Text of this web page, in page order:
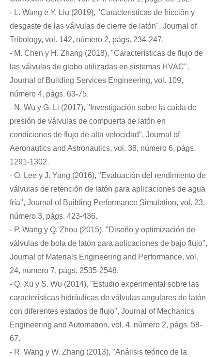
- L. Wang e Y. Liu (2019), "Características de fricción y
desgaste de las válvulas de cierre de latón", Journal of
Tribology, vol. 142, número 2, págs. 234-247.
- M. Chen y H. Zhang (2018), "Características de flujo de
las válvulas de globo utilizadas en sistemas HVAC",
Journal of Building Services Engineering, vol. 109,
número 4, págs. 63-75.
- N. Wu y G. Li (2017), "Investigación sobre la caída de
presión de válvulas de compuerta de latón en
condiciones de flujo de alta velocidad", Journal of
Aeronautics and Astronautics, vol. 38, número 6, págs.
1291-1302.
- O. Lee y J. Yang (2016), "Evaluación del rendimiento de
válvulas de retención de latón para aplicaciones de agua
fría", Journal of Building Performance Simulation, vol. 23,
número 3, págs. 423-436.
- P. Wang y Q. Zhou (2015), "Diseño y optimización de
válvulas de bola de latón para aplicaciones de bajo flujo",
Journal of Materials Engineering and Performance, vol.
24, número 7, págs. 2535-2548.
- Q. Xu y S. Wu (2014), "Estudio experimental sobre las
características hidráulicas de válvulas angulares de latón
con diferentes estados de flujo", Journal of Mechanics
Engineering and Automation, vol. 4, número 2, págs. 58-
67.
- R. Wang y W. Zhang (2013), "Análisis teórico de la